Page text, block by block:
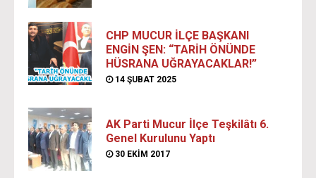
CHP MUCUR İLÇE BAŞKANI
ENGİN ŞEN: “TARİH ÖNÜNDE
HÜSRANA UĞRAYACAKLAR!”
14 ŞUBAT 2025
AK Parti Mucur İlçe Teşkilâtı 6.
Genel Kurulunu Yaptı
30 EKIM 2017